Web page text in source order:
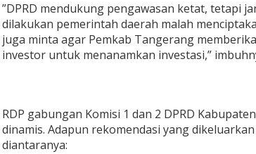
‎”DPRD mendukung pengawasan ketat, tetapi
dilakukan pemerintah daerah malah
juga minta agar Pemkab Tangerang
investor untuk menanamkan investasi,”
RDP gabungan Komisi 1 dan 2 DPRD
dinamis. Adapun rekomendasi yang
diantaranya: